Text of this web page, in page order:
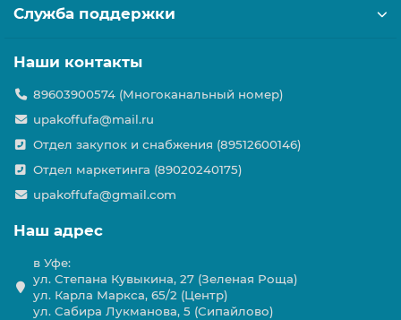
Служба поддержки
Наши контакты
89603900574 (Многоканальный номер)
upakoffufa@mail.ru
Отдел закупок и снабжения (89512600146)
Отдел маркетинга (89020240175)
upakoffufa@gmail.com
Наш адрес
в Уфе:
ул. Степана Кувыкина, 27 (Зеленая Роща)
ул. Карла Маркса, 65/2 (Центр)
ул. Сабира Лукманова, 5 (Сипайлово)